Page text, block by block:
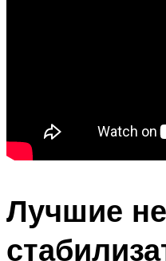
Лучшие